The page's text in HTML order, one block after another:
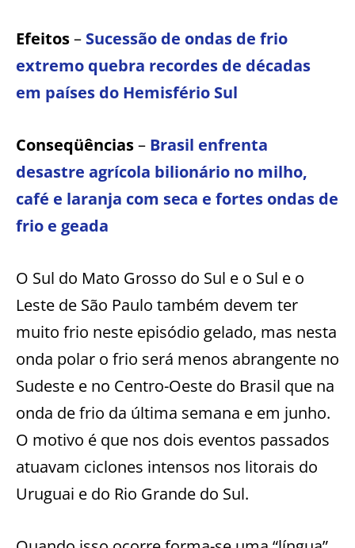
Efeitos– Sucessão de ondas de frio
extremo quebra recordes de décadas
em países do Hemisfério Sul
Conseqüências– Brasil enfrenta
desastre agrícola bilionário no milho,
café e laranja com seca e fortes ondas de
frio e geada
O Sul do Mato Grosso do Sul e o Sul e o
Leste de São Paulo também devem ter
muito frio neste episódio gelado, mas nesta
onda polar o frio será menos abrangente no
Sudeste e no Centro-Oeste do Brasil que na
onda de frio da última semana e em junho.
O motivo é que nos dois eventos passados
atuavam ciclones intensos nos litorais do
Uruguai e do Rio Grande do Sul.